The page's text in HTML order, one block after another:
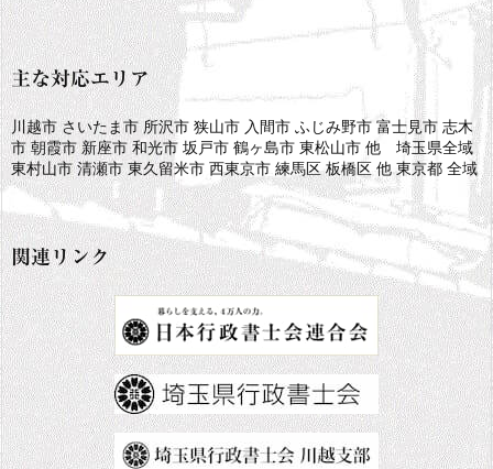
主な対応エリア
川越市 さいたま市 所沢市 狭山市 入間市 ふじみ野市 富士見市 志木
市 朝霞市 新座市 和光市 坂戸市 鶴ヶ島市 東松山市 他 埼玉県全域
東村山市 清瀬市 東久留米市 西東京市 練馬区 板橋区 他 東京都 全域
関連リンク